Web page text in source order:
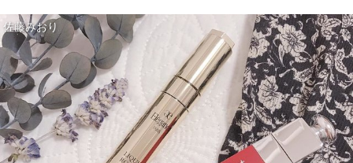
佐藤みおり